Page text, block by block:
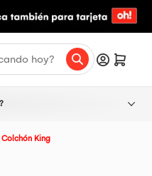
Colchón King